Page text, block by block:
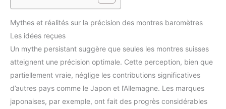
Mythes et réalités sur la précision des montres baromètres
Les idées reçues
Un mythe persistant suggère que seules les montres suisses
atteignent une précision optimale. Cette perception, bien que
partiellement vraie, néglige les contributions significatives
d’autres pays comme le Japon et l’Allemagne. Les marques
japonaises, par exemple, ont fait des progrès considérables